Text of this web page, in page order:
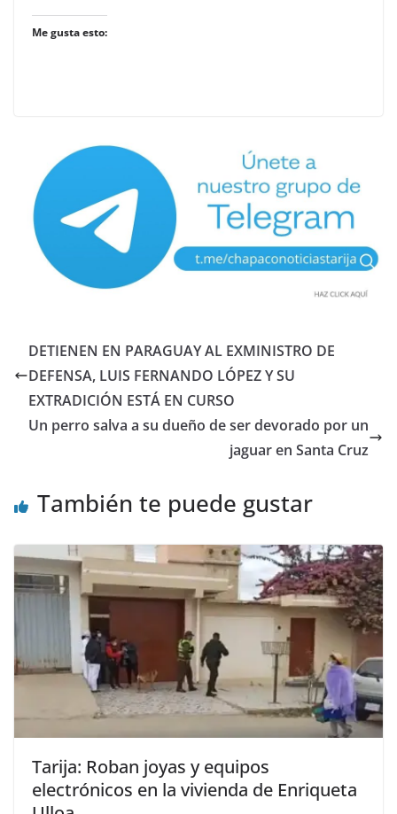
Me gusta esto:
DETIENEN EN PARAGUAY AL EXMINISTRO DE
DEFENSA, LUIS FERNANDO LÓPEZ Y SU
EXTRADICIÓN ESTÁ EN CURSO
Un perro salva a su dueño de ser devorado por un
jaguar en Santa Cruz
También te puede gustar
Tarija: Roban joyas y equipos
electrónicos en la vivienda de Enriqueta